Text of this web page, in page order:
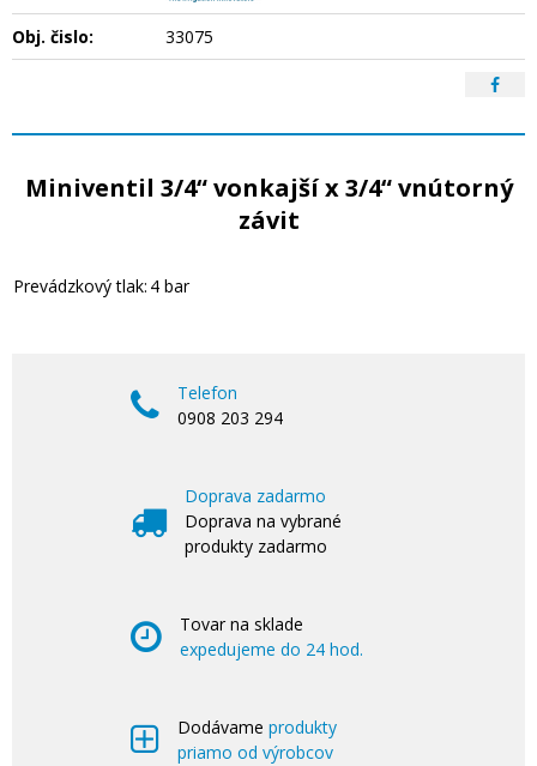
Obj. čislo: 33075
Miniventil 3/4“ vonkajší x 3/4“ vnútorný
závit
Prevádzkový tlak: 4 bar
Telefon
0908 203 294
Doprava zadarmo
Doprava na vybrané
produkty zadarmo
Tovar na sklade
expedujeme do 24 hod.
Dodávame produkty
priamo od výrobcov